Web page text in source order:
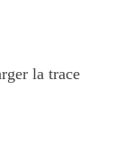
la trace